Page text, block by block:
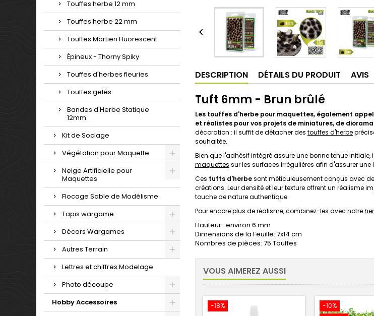
Touffes herbe 12 mm
Touffes herbe 22 mm
Touffes Martien Fluorescent
Épineux - Thorny Spiky
Touffes d'herbes fleuries
Touffes gelés
Bandes d'Herbe Statique
12mm
Kit de Soclage
Végétation pour Maquette
Neige Artificielle pour
Maquettes
Flocage Sable de Modélisme
Tapis wargame
Décors Wargames
Autres Terrain
Lettres et chiffres Modelage
Photo découpe
Hobby Accessoires

DESCRIPTION DÉTAILS DU PRODUIT AVIS
Tuft 6mm - Brun brûlé
Les touffes d'herbe pour maquettes, également
et réalistes pour vos projets de miniatures, de
décoration : il suffit de détacher des touffes d'herbe
souhaitée.
Bien que l'adhésif intégré assure une bonne tenue
maquettes sur les surfaces irrégulières afin d'assurer
Ces tufts d'herbesont méticuleusement conçus avec
créations. Leur densité et leur texture offrent un réalisme
touche de nature authentique.
Pour encore plus de réalisme, combinez-les avec notre
Hauteur : environ 6 mm
Dimensions de la Feuille: 7x14 cm
Nombres de pièces: 75 Touffes
VOUS AIMEREZ AUSSI
-18%
-10%